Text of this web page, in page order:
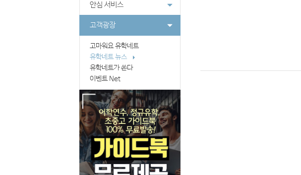
안심 서비스
고객광장
고마워요 유학네트
유학네트 뉴스
유학네트가 쏜다
이벤트 Net